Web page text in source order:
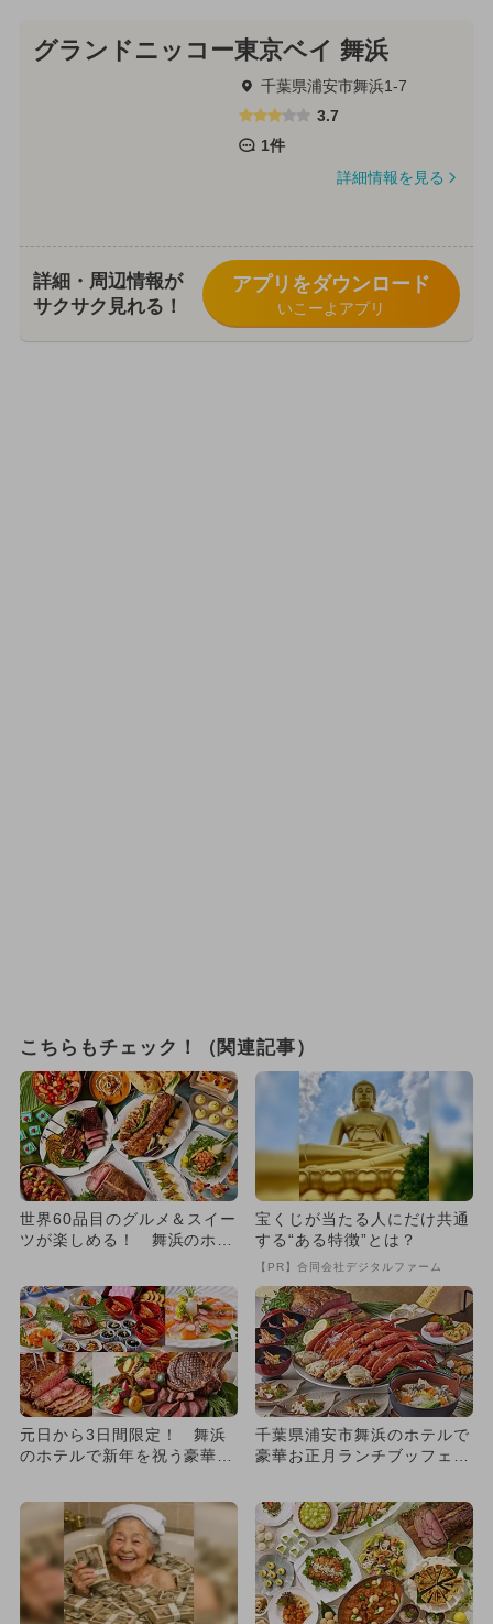
グランドニッコー東京ベイ 舞浜
千葉県浦安市舞浜1-7
3.7
1件
詳細情報を見る
詳細・周辺情報が
サクサク見れる！
アプリをダウンロード
いこーよアプリ
こちらもチェック！（関連記事）
世界60品目のグルメ＆スイー
ツが楽しめる！ 舞浜のホテ
フ...
宝くじが当たる人にだけ共通
する“ある特徴”とは？
【PR】合同会社デジタルファーム
元日から3日間限定！ 舞浜
のホテルで新年を祝う豪華ラ
千葉県浦安市舞浜のホテルで
豪華お正月ランチブッフェ開